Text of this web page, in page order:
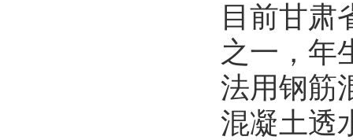
目前甘肃
之一，年
法用钢筋
混凝土透